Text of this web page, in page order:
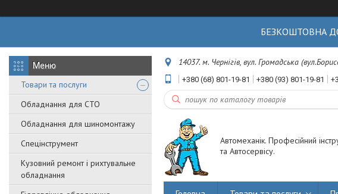
БЕЗКОШТОВНА
Товари та послуги
Обладнання для СТО
Обладнання для шиномонтажу
Спецінструмент
Кузовний ремонт і рихтувальне
обладнання
14037. м. Чернігів, вул. Громадська
+380 (68) 801-19-81 +380 (93) 801-19-81
Автомеханік. Професійний
та Автосервісу.